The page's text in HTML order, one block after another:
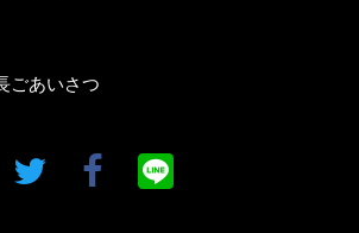
ごあいさつ